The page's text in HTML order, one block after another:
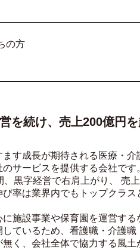
の方
を続け、売上200億円
す成長が期待される医療・介
サービスを提供する会社です
黒字経営で右肩上がり、 売
率は業界内でもトップクラス
施設事業や保育園を運営する
ているため、看護職・介護職
く、会社全体で協力する風土